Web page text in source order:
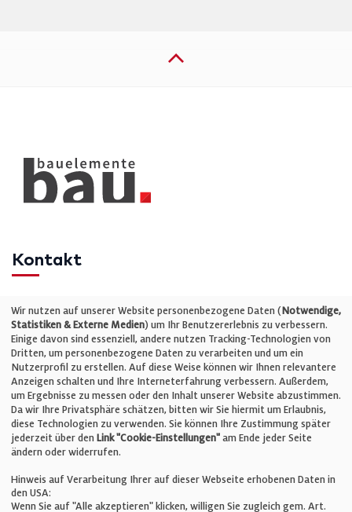
Kontakt
Telefon: +49 (0)711 2585563-0
E-Mail:info@bauelemente-bau.eu
Unternehmen
Impressum
Cookie-Einstellungen
Wir nutzen auf unserer Website personenbezogene Daten (Notwendige,
Statistiken & Externe Medien) um Ihr Benutzererlebnis zu verbessern.
Einige davon sind essenziell, andere nutzen Tracking-Technologien von
Dritten, um personenbezogene Daten zu verarbeiten und um ein
Nutzerprofil zu erstellen. Auf diese Weise können wir Ihnen relevantere
Anzeigen schalten und Ihre Interneterfahrung verbessern. Außerdem,
um Ergebnisse zu messen oder den Inhalt unserer Website abzustimmen.
Da wir Ihre Privatsphäre schätzen, bitten wir Sie hiermit um Erlaubnis,
diese Technologien zu verwenden. Sie können Ihre Zustimmung später
jederzeit über den Link "Cookie-Einstellungen" am Ende jeder Seite
ändern oder widerrufen.
Hinweis auf Verarbeitung Ihrer auf dieser Webseite erhobenen Daten in
den USA:
Wenn Sie auf "Alle akzeptieren" klicken, willigen Sie zugleich gem. Art.